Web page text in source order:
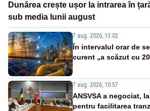
Dunărea crește ușor la intrarea în
sub media lunii august
7 aug. 2026, 13:02
În intervalul orar de
curent „a scăzut cu
7 aug. 2026, 10:57
ANSVSA a negociat,
pentru facilitarea